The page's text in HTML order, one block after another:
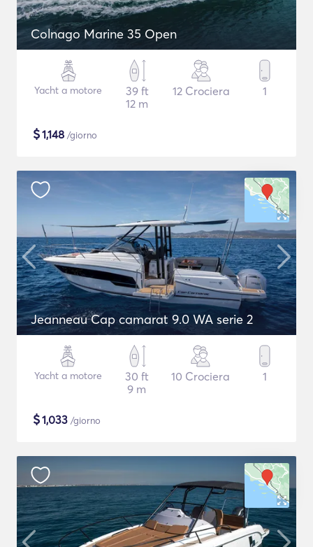
Colnago Marine 35 Open
Yacht a motore
39 ft
12 m
12 Crociera 1
$1,148 /giorno
Jeanneau Cap camarat 9.0 WA serie 2
Yacht a motore
30 ft
9 m
10 Crociera 1
$1,033 /giorno